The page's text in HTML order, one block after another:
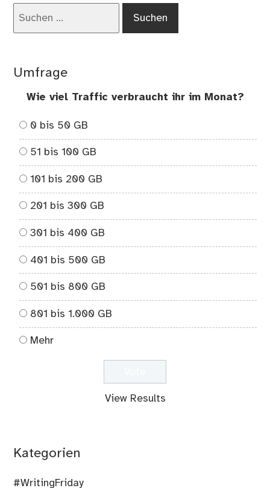
Umfrage
Wie viel Traffic verbraucht ihr im Monat?
0 bis 50 GB
51 bis 100 GB
101 bis 200 GB
201 bis 300 GB
301 bis 400 GB
401 bis 500 GB
501 bis 800 GB
801 bis 1.000 GB
Mehr
View Results
Kategorien
#WritingFriday